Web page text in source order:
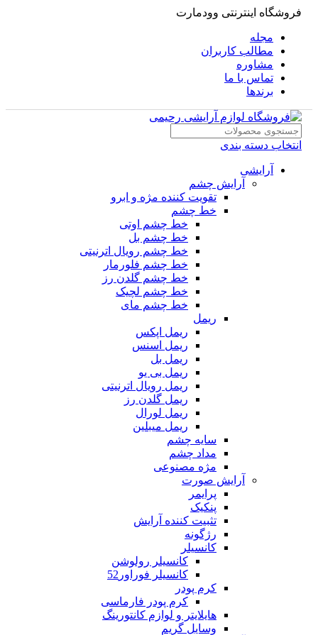
فروشگاه اینترنتی وودمارت
مجله
مطالب کاربران
مشاوره
تماس با ما
برندها
انتخاب دسته بندی
آرایشی
آرایش چشم
تقویت کننده مژه و ابرو
خط چشم
خط چشم اوتی
خط چشم بل
خط چشم رویال اترنیتی
خط چشم فلورمار
خط چشم گلدن رز
خط چشم لچیک
خط چشم مای
ریمل
ریمل اپکس
ریمل اسنس
ریمل بل
ریمل بی یو
ریمل رویال اترنیتی
ریمل گلدن رز
ریمل لورال
ریمل میبلین
سایه چشم
مداد چشم
مژه مصنوعی
آرایش صورت
پرایمر
پنکیک
تثبیت کننده آرایش
رژگونه
کانسیلر
کانسیلر رولوشن
کانسیلر فوراور52
کرم پودر
کرم پودر فارماسی
هایلایتر و لوازم کانتورینگ
وسایل گریم